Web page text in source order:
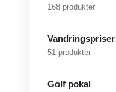
168 produkter
Vandringspriser
51 produkter
Golf pokal